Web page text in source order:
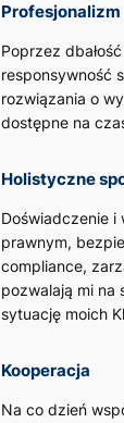
Profesjonalizm
Poprzez
responsywność
rozwiązania o
dostępne na
Holistyczne
Doświadczenie i
prawnym,
compliance,
pozwalają mi na
sytuację moich
Kooperacja
Na co dzień